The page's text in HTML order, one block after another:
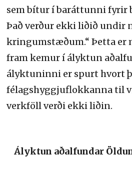
sem bítur í baráttunni
Það verður ekki liðið undir
kringumstæðum.“ Þetta er
fram kemur í ályktun
ályktuninni er spurt hvort
félagshyggjuflokkanna til
verkföll verði ekki liðin.
Ályktun aðalfundar